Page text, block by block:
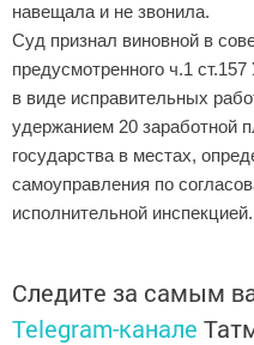
навещала и не звонила.
Суд признал виновной в
предусмотренного ч.1
в виде исправительных
удержанием 20 заработной
государства в местах,
самоуправления по
исполнительной инспекцией.
Следите за самым
Telegram-канале